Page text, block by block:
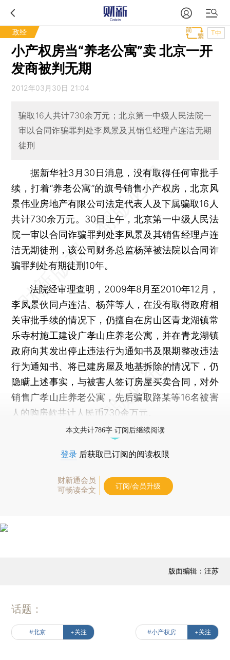
政经 T中
小产权房当“养老公寓”卖 北京一开
发商被判无期
2012年03月30日 21:04
骗取16人共计730余万元；北京第一中级人民法院一
审以合同诈骗罪判处李凤景及其销售经理卢连洁无期
徒刑
据新华社3月30日消息，没有取得任何审批手
续，打着“养老公寓”的旗号销售小产权房，北京风
景伟业房地产有限公司法定代表人及下属骗取16人
共计730余万元。30日上午，北京第一中级人民法
院一审以合同诈骗罪判处李凤景及其销售经理卢连
洁无期徒刑，该公司财务总监杨萍被法院以合同诈
骗罪判处有期徒刑10年。
法院经审理查明，2009年8月至2010年12月，
李凤景伙同卢连洁、杨萍等人，在没有取得政府相
关审批手续的情况下，仍擅自在房山区青龙湖镇常
乐寺村施工建设广孝山庄养老公寓，并在青龙湖镇
政府向其发出停止违法行为通知书及限期整改违法
行为通知书、将已建房屋及地基拆除的情况下，仍
隐瞒上述事实，与被害人签订房屋买卖合同，对外
销售广孝山庄养老公寓，先后骗取路某等16名被害
人的购房款共计人民币730余万元。
本文共计786字 订阅后继续阅读
登录 后获取已订阅的阅读权限
财新通会员
可畅读全文
订阅/会员升级
版面编辑：汪苏
话题：
#北京 +关注 #小产权房 +关注